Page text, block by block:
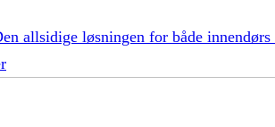
allsidige løsningen for både innendørs